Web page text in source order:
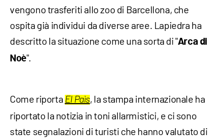
vengono trasferiti allo zoo di Barcellona, che
ospita già individui da diverse aree. Lapiedra ha
descritto la situazione come una sorta di "Arca di
Noè".
Come riporta El Paìs, la stampa internazionale ha
riportato la notizia in toni allarmistici, e ci sono
state segnalazioni di turisti che hanno valutato di